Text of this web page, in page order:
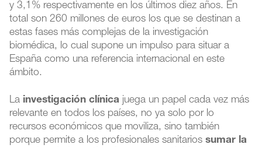
y 3,1% respectivamente en los últimos diez años. En
total son 260 millones de euros los que se destinan a
estas fases más complejas de la investigación
biomédica, lo cual supone un impulso para situar a
España como una referencia internacional en este
ámbito.
La investigación clínica juega un papel cada vez más
relevante en todos los países, no ya solo por lo
recursos económicos que moviliza, sino también
porque permite a los profesionales sanitariossumar la